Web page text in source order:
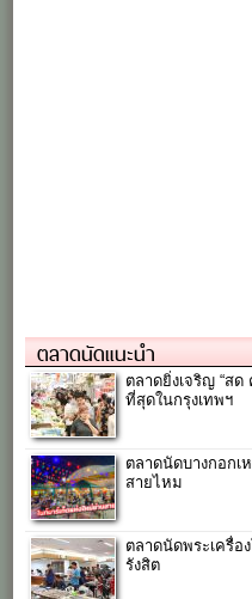
ตลาดนัดแนะนำ
ตลาดยิ่งเจริญ “สด
ที่สุดในกรุงเทพฯ
ตลาดนัดบางกอก
สายไหม
ตลาดนัดพระเครื่อ
รังสิต